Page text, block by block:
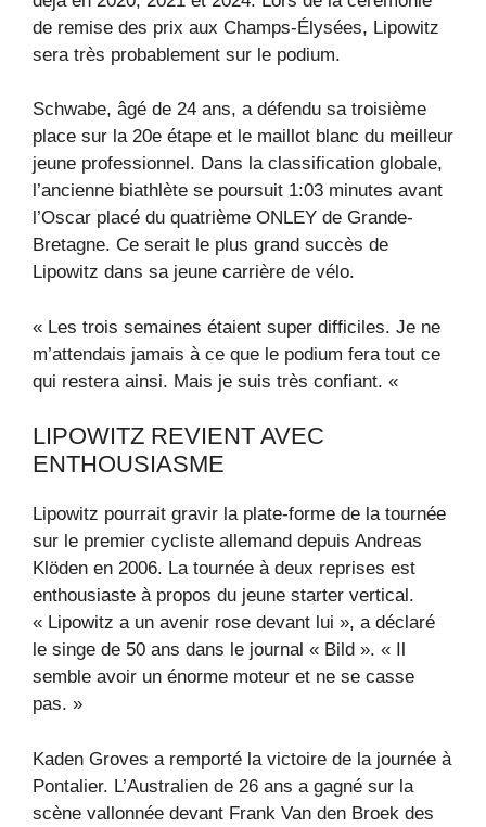
de remise des prix aux Champs-Élysées, Lipowitz
sera très probablement sur le podium.
Schwabe, âgé de 24 ans, a défendu sa troisième
place sur la 20e étape et le maillot blanc du meilleur
jeune professionnel. Dans la classification globale,
l’ancienne biathlète se poursuit 1:03 minutes avant
l’Oscar placé du quatrième ONLEY de Grande-
Bretagne. Ce serait le plus grand succès de
Lipowitz dans sa jeune carrière de vélo.
« Les trois semaines étaient super difficiles. Je ne
m’attendais jamais à ce que le podium fera tout ce
qui restera ainsi. Mais je suis très confiant. «
LIPOWITZ REVIENT AVEC
ENTHOUSIASME
Lipowitz pourrait gravir la plate-forme de la tournée
sur le premier cycliste allemand depuis Andreas
Klöden en 2006. La tournée à deux reprises est
enthousiaste à propos du jeune starter vertical.
« Lipowitz a un avenir rose devant lui », a déclaré
le singe de 50 ans dans le journal « Bild ». « Il
semble avoir un énorme moteur et ne se casse
pas. »
Kaden Groves a remporté la victoire de la journée à
Pontalier. L’Australien de 26 ans a gagné sur la
scène vallonnée devant Frank Van den Broek des